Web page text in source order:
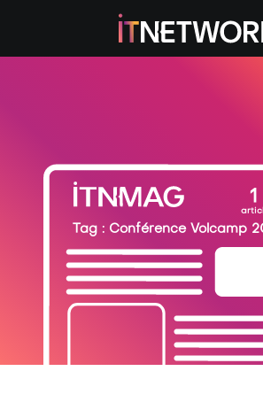
1
Tag : Conférence Volcamp
Tag :